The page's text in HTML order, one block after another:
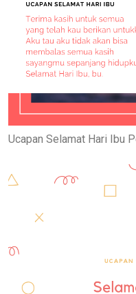
Ucapan Selamat Hari Ibu